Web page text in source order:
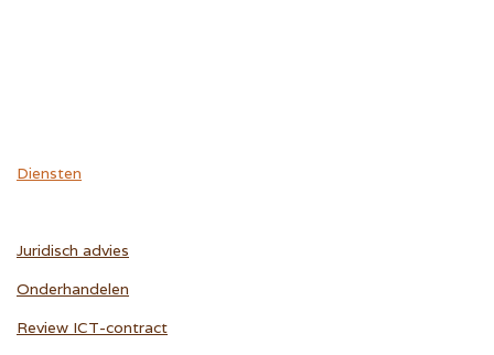
Diensten
Juridisch advies
Onderhandelen
Review ICT-contract